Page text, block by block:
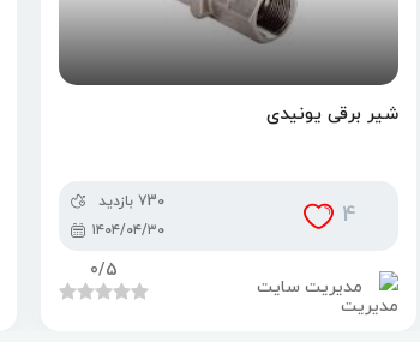
شیر برقی یونیدی
4
730 بازدید
۱۴۰۴/۰۴/۳۰
مدیریت سایت
0/5